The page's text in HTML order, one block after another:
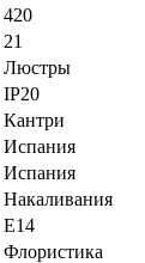
420
21
Люстры
IP20
Кантри
Испания
Испания
Накаливания
E14
Флористика